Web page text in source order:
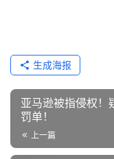
生成海报
亚马逊被指侵权！
罚单！
上一篇